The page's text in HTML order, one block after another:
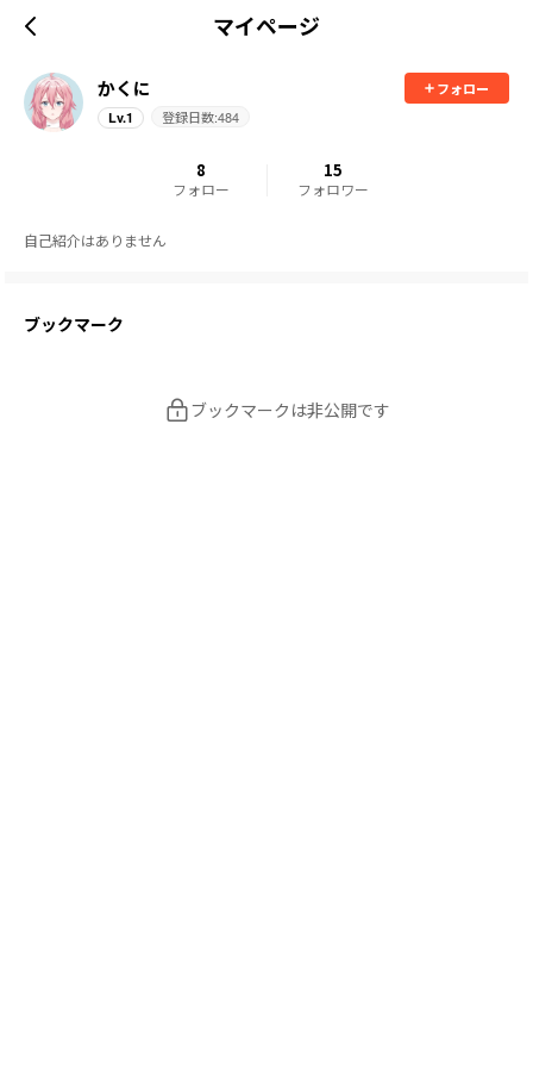
マイページ
かくに
フォロー
Lv.1 登録日数:484
8
フォロー
15
フォロワー
自己紹介はありません
ブックマーク
ブックマークは非公開です